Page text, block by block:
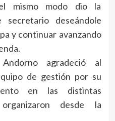
mismo modo dio la
secretario deseándole
y continuar avanzando
agradeció al
de gestión por su
en las distintas
desde la